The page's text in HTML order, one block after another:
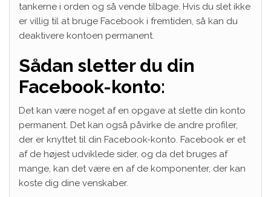
tankerne i orden og så vende tilbage. Hvis du slet ikke
er villig til at bruge Facebook i fremtiden, så kan du
deaktivere kontoen permanent.
Sådan sletter du din
Facebook-konto:
Det kan være noget af en opgave at slette din konto
permanent. Det kan også påvirke de andre profiler,
der er knyttet til din Facebook-konto. Facebook er et
af de højest udviklede sider, og da det bruges af
mange, kan det være en af ​​de komponenter, der kan
koste dig dine venskaber.